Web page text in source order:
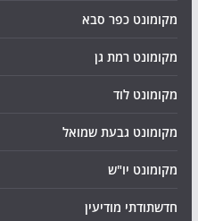
מקומונט כפר סבא
מקומונט רמת גן
מקומונט לוד
מקומונט גבעת שמואל
מקומונט יו"ש
חדשתודתי מודיעין